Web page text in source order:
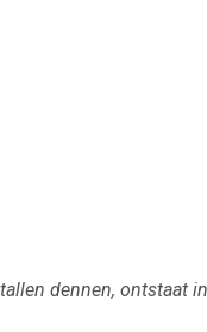
dennen, ontstaat